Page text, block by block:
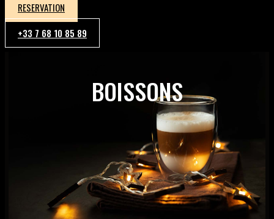
RESERVATION
+33 7 68 10 85 89
BOISSONS